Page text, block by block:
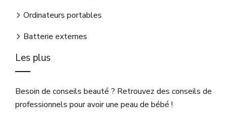
Ordinateurs portables
Batterie externes
Les plus
Besoin de conseils beauté ? Retrouvez des conseils de
professionnels pour avoir une peau de bébé !